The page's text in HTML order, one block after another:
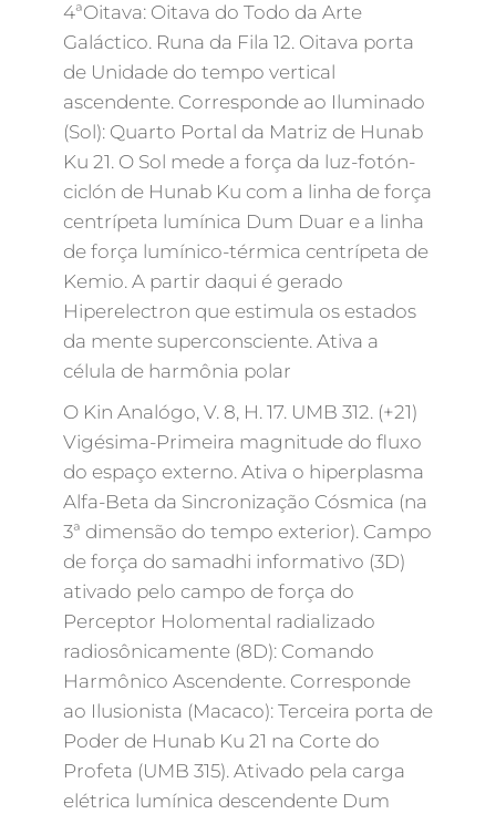
4ªOitava: Oitava do Todo da Arte
Galáctico. Runa da Fila 12. Oitava porta
de Unidade do tempo vertical
ascendente. Corresponde ao Iluminado
(Sol): Quarto Portal da Matriz de Hunab
Ku 21. O Sol mede a força da luz-fotón-
ciclón de Hunab Ku com a linha de força
centrípeta lumínica Dum Duar e a linha
de força lumínico-térmica centrípeta de
Kemio. A partir daqui é gerado
Hiperelectron que estimula os estados
da mente superconsciente. Ativa a
célula de harmônia polar
O Kin Analógo, V. 8, H. 17. UMB 312. (+21)
Vigésima-Primeira magnitude do fluxo
do espaço externo. Ativa o hiperplasma
Alfa-Beta da Sincronização Cósmica (na
3ª dimensão do tempo exterior). Campo
de força do samadhi informativo (3D)
ativado pelo campo de força do
Perceptor Holomental radializado
radiosônicamente (8D): Comando
Harmônico Ascendente. Corresponde
ao Ilusionista (Macaco): Terceira porta de
Poder de Hunab Ku 21 na Corte do
Profeta (UMB 315). Ativado pela carga
elétrica lumínica descendente Dum